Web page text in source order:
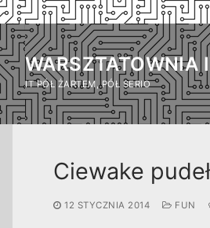
Przejdź
do
treściWARSZTATOWNIA
IT PÓŁ ŻARTEM, PÓŁ SERIO
Ciewake
12 STYCZNIA 2014 FUN